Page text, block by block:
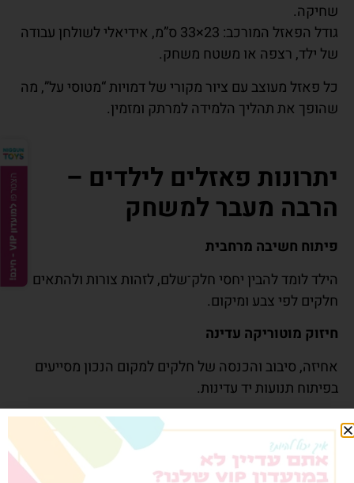
שחיקה.
גודל הפאזל המורכב: 23×33 ס”מ, אידיאלי לשולחן עבודה
של ילד, רצפה או משטח משחק.
כל פאזל מעוצב עם ציור מקורי של דמויות “מטוסי על”, מה
שהופך את תהליך הלמידה למרתק ומזמין.
יתרונות פאזלים לילדים –
הרבה מעבר למשחק
פיתוח חשיבה מרחבית
הילד לומד להבין יחסי חלק־שלם, לזהות צורות ולהתאים
חלקים לפי צבע ומיקום.
חיזוק מוטוריקה עדינה
אחיזה, סיבוב והכנסה של חלקים למקום הנכון מסייעים
בפיתוח תנועות יד עדינות.
פאזלים דורשים ריכוז ושליטה בתהליך – מה שמחזק
גמישות מחשבתית ויכולת התמדה.